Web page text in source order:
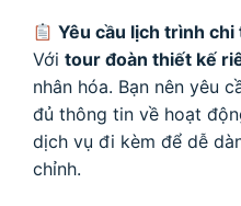
Yêu cầu lịch trình chi
Với tour đoàn thiết kế
nhân hóa. Bạn nên yêu
đủ thông tin về hoạt
dịch vụ đi kèm để dễ
chỉnh.